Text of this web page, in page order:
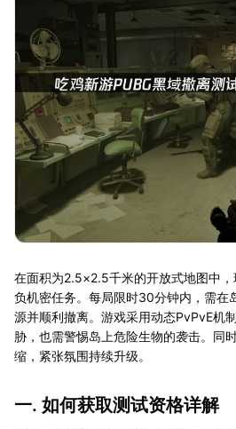
在面积为2.5×2.5千米的开放式地图中
负机密任务。每局限时30分钟内，需在
源并顺利撤离。游戏采用动态PvPvE机
胁，也需警惕岛上危险生物的袭击。同
缩，紧张氛围持续升级。
一. 如何获取测试资格详解